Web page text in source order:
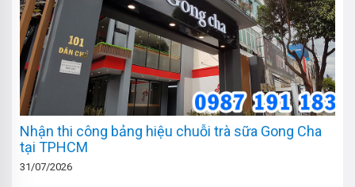
Nhận thi công bảng hiệu chuỗi trà sữa Gong Cha
tại TPHCM
31/07/2026